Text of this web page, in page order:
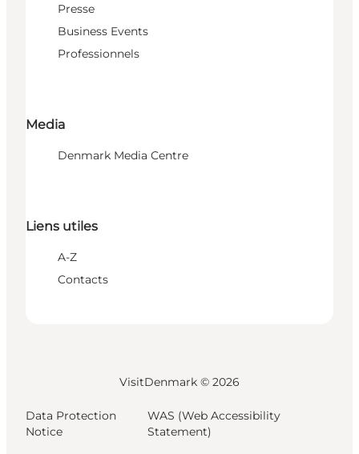
Presse
Business Events
Professionnels
Media
Denmark Media Centre
Liens utiles
A-Z
Contacts
VisitDenmark © 2026
Data Protection
Notice
WAS (Web Accessibility
Statement)